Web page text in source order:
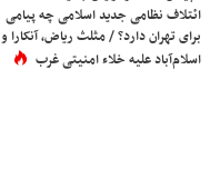
ائتلاف نظامی جدید اسلامی چه پیامی
برای تهران دارد؟ / مثلث ریاض، آنکارا و
اسلام‌آباد علیه خلاء امنیتی غرب